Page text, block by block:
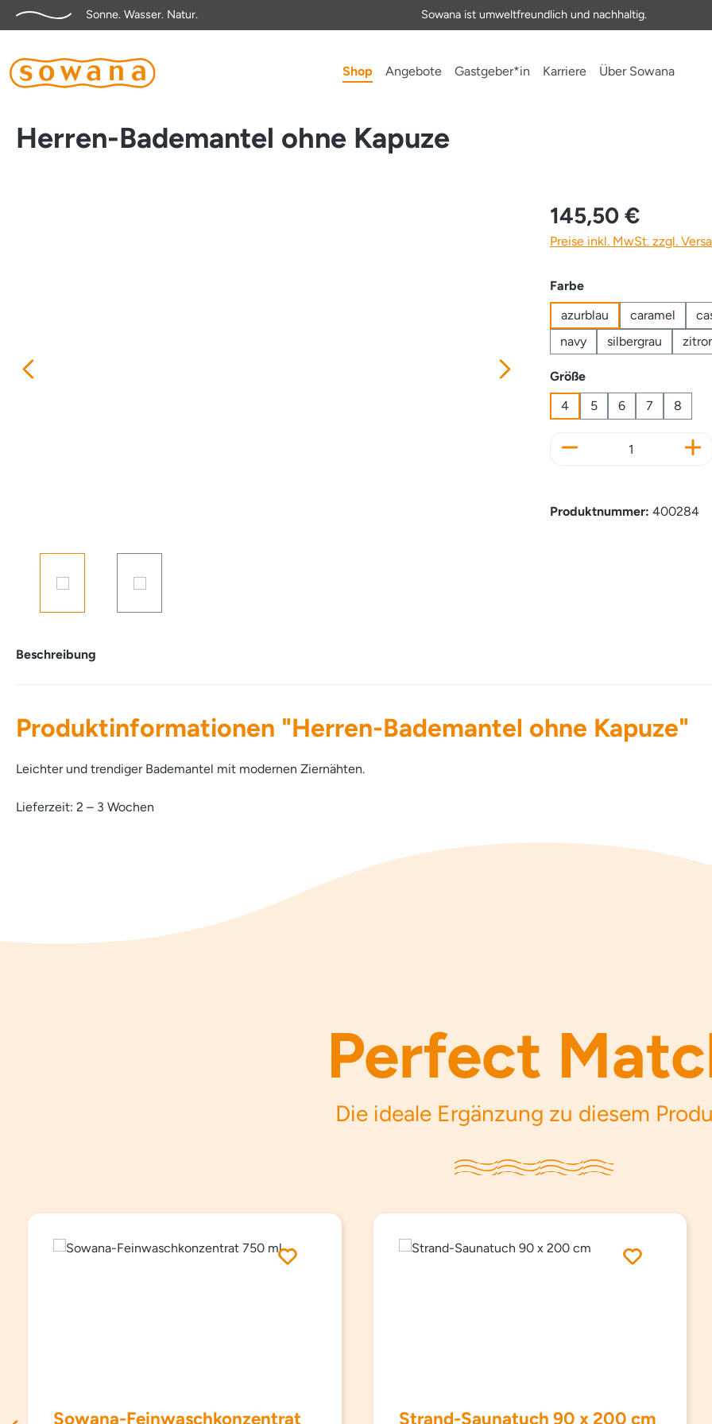
Zur Hauptnavigation springen
Sonne. Wasser. Natur. Sowana ist umweltfreundlich und nachhaltig.
Shop Angebote Gastgeber*in Karriere Über Sowana
Herren-Bademantel ohne Kapuze
145,50 €
Preise inkl. MwSt. zzgl.
Farbeauswählen
azurblau
caramel
navy
silbergrau
Größeauswählen
4
5 6 7 8
Produkt Anzahl:
Produktnummer: 400284
Beschreibung
Produktinformationen "Herren-Bademantel ohne Kapuze"
Leichter und trendiger Bademantel mit modernen Ziernähten.
Lieferzeit: 2 – 3 Wochen
Perfect
Die ideale Ergänzung zu diesem
Sowana-Feinwaschkonzentrat
Strand-Saunatuch 90 x 200 cm